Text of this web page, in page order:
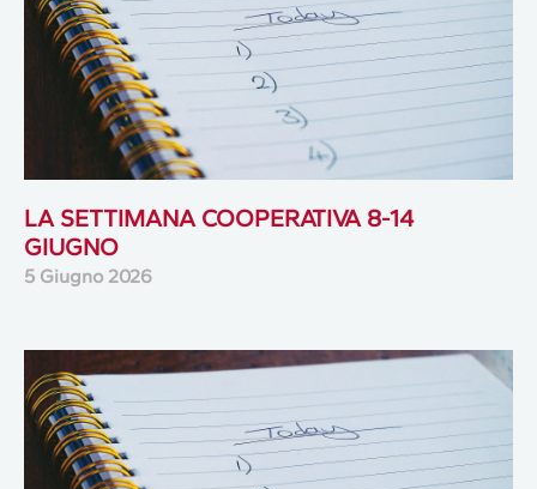
LA SETTIMANA COOPERATIVA 8-14
GIUGNO
5 Giugno 2026